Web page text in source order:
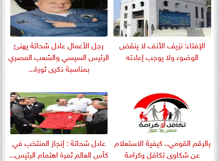
الإفتاء: نزيف الأنف لا ينقض
الوضوء ولا يوجب إعادته
رجل الأعمال عادل شحاتة يهنئ
الرئيس السيسي والشعب المصري
بمناسبة ذكرى ثورة...
بالرقم القومي.. كيفية الاستعلام
عن شكاوى تكافل وكرامة
عادل شحاتة : إنجاز المنتخب في
كأس العالم ثمرة اهتمام الرئيس...